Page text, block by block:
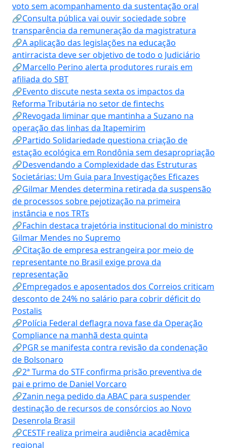
voto sem acompanhamento da sustentação oral
🔗Consulta pública vai ouvir sociedade sobre
transparência da remuneração da magistratura
🔗A aplicação das legislações na educação
antirracista deve ser objetivo de todo o Judiciário
🔗Marcello Perino alerta produtores rurais em
afiliada do SBT
🔗Evento discute nesta sexta os impactos da
Reforma Tributária no setor de fintechs
🔗Revogada liminar que mantinha a Suzano na
operação das linhas da Itapemirim
🔗Partido Solidariedade questiona criação de
estação ecológica em Rondônia sem desapropriação
🔗Desvendando a Complexidade das Estruturas
Societárias: Um Guia para Investigações Eficazes
🔗Gilmar Mendes determina retirada da suspensão
de processos sobre pejotização na primeira
instância e nos TRTs
🔗Fachin destaca trajetória institucional do ministro
Gilmar Mendes no Supremo
🔗Citação de empresa estrangeira por meio de
representante no Brasil exige prova da
representação
🔗Empregados e aposentados dos Correios criticam
desconto de 24% no salário para cobrir déficit do
Postalis
🔗Polícia Federal deflagra nova fase da Operação
Compliance na manhã desta quinta
🔗PGR se manifesta contra revisão da condenação
de Bolsonaro
🔗2ª Turma do STF confirma prisão preventiva de
pai e primo de Daniel Vorcaro
🔗Zanin nega pedido da ABAC para suspender
destinação de recursos de consórcios ao Novo
Desenrola Brasil
🔗CESTF realiza primeira audiência acadêmica
regional